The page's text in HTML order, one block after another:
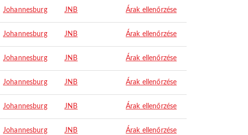
Johannesburg JNB Árak ellenőrzése
Johannesburg JNB Árak ellenőrzése
Johannesburg JNB Árak ellenőrzése
Johannesburg JNB Árak ellenőrzése
Johannesburg JNB Árak ellenőrzése
Johannesburg JNB Árak ellenőrzése